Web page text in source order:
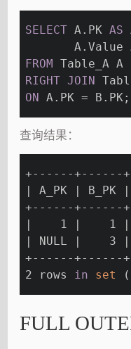
SELECT A.PK AS
       A.Value
FROM
Table_A A
RIGHT JOIN
ON
A.PK = B.PK;
查询结果：
+------+------
| A_PK | B_PK
+------+------
|    1 |    1 |
| NULL |    3
+------+------
2 rows
in set
FULL